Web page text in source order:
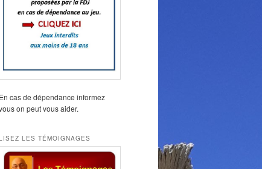
En cas de dépendance informez
on peut vous aider.
LES TÉMOIGNAGES